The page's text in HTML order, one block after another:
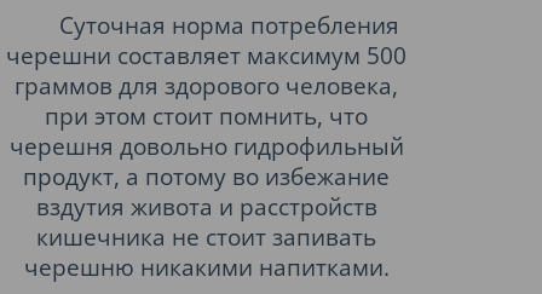
Суточная норма потребления
черешни составляет максимум 500
граммов для здорового человека,
при этом стоит помнить, что
черешня довольно гидрофильный
продукт, а потому во избежание
вздутия живота и расстройств
кишечника не стоит запивать
черешню никакими напитками.